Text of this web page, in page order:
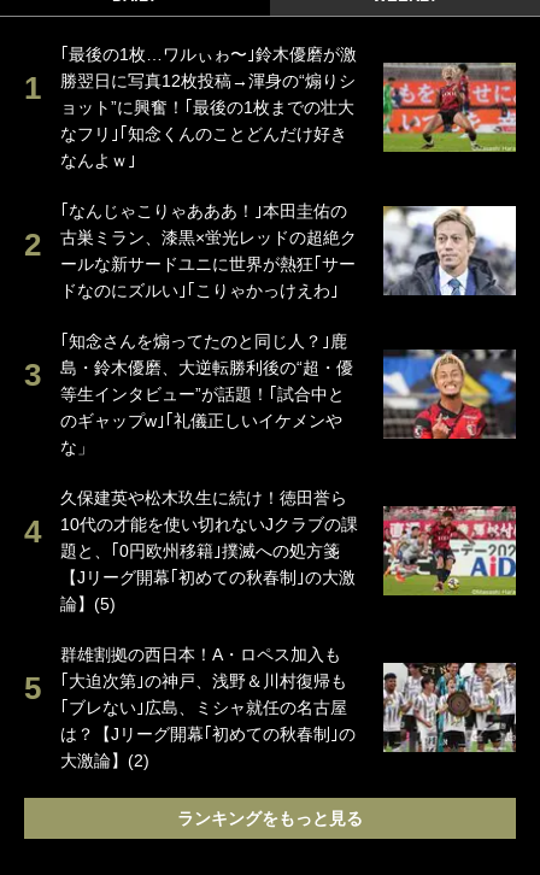
｢最後の1枚…ワルぃゎ〜｣鈴木優磨が激
勝翌日に写真12枚投稿→渾身の“煽りシ
ョット”に興奮！｢最後の1枚までの壮大
なフリ｣｢知念くんのことどんだけ好き
なんよｗ｣
｢なんじゃこりゃあああ！｣本田圭佑の
古巣ミラン、漆黒×蛍光レッドの超絶ク
ールな新サードユニに世界が熱狂｢サー
ドなのにズルい｣｢こりゃかっけえわ｣
｢知念さんを煽ってたのと同じ人？｣鹿
島・鈴木優磨、大逆転勝利後の“超・優
等生インタビュー”が話題！｢試合中と
のギャップw｣｢礼儀正しいイケメンや
な」
久保建英や松木玖生に続け！徳田誉ら
10代の才能を使い切れないJクラブの課
題と、｢0円欧州移籍｣撲滅への処方箋
【Jリーグ開幕｢初めての秋春制｣の大激
論】(5)
群雄割拠の西日本！A・ロペス加入も
｢大迫次第｣の神戸、浅野＆川村復帰も
｢ブレない｣広島、ミシャ就任の名古屋
は？【Jリーグ開幕｢初めての秋春制｣の
大激論】(2)
ランキングをもっと見る